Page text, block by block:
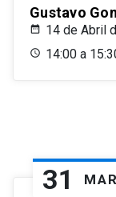
Gustavo
14 de Abril
14:00 a
31 MAR